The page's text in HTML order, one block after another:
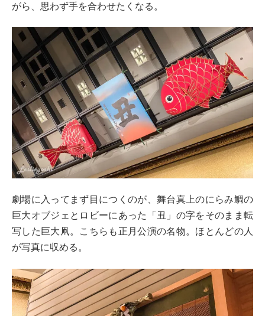
がら、思わず手を合わせたくなる。
劇場に入ってまず目につくのが、舞台真上のにらみ鯛の
巨大オブジェとロビーにあった「丑」の字をそのまま転
写した巨大凧。こちらも正月公演の名物。ほとんどの人
が写真に収める。